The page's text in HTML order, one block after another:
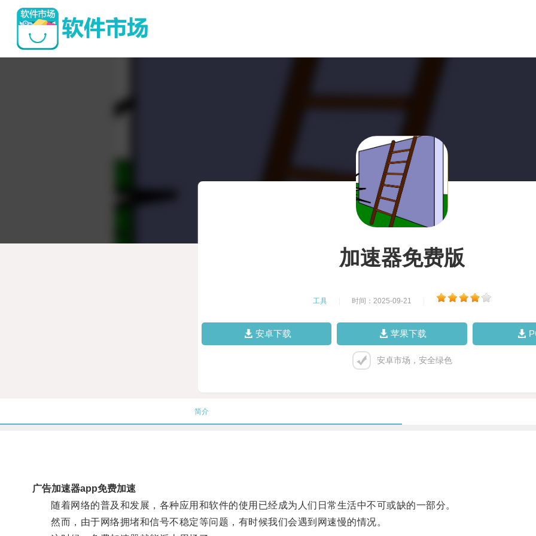
加速器免费版
工具 时间：2025-09-21
安卓下载 苹果下载
安卓市场，安全绿色
简介
广告加速器app免费加速
随着网络的普及和发展，各种应用和软件的使用已经成为人们日常生活中不可或缺的一部分。
然而，由于网络拥堵和信号不稳定等问题，有时候我们会遇到网速慢的情况。